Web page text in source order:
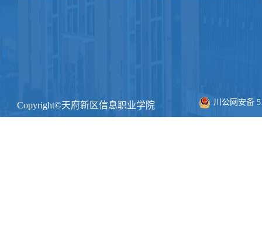
Copyright©天府新区信息职业学院 川公网安备